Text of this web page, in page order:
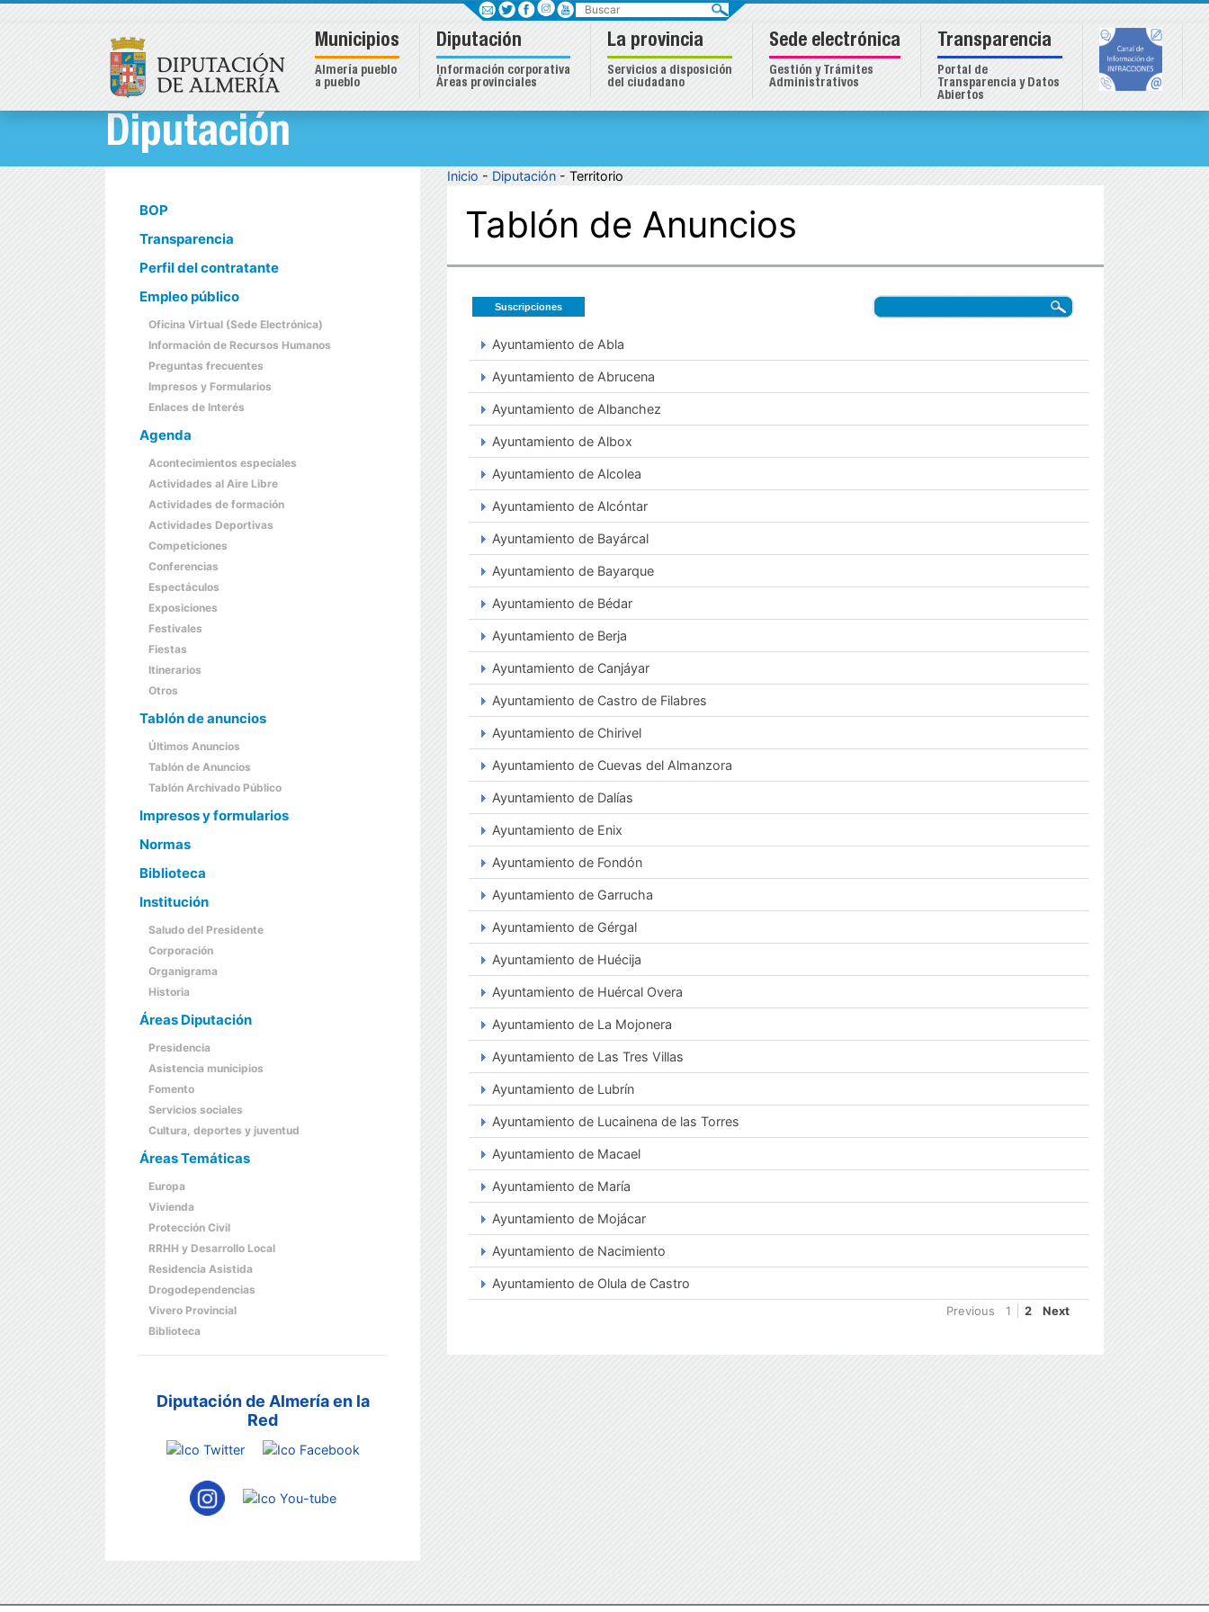
Buscar
Municipios
Almería pueblo
a pueblo
Diputación
Información corporativa
Áreas provinciales
La provincia
Servicios a disposición
del ciudadano
Sede electrónica
Gestión y Trámites
Administrativos
Transparencia
Portal de
Transparencia y Datos
Abiertos
Diputación
BOP
Transparencia
Perfil del contratante
Empleo público
Oficina Virtual (Sede Electrónica)
Información de Recursos Humanos
Preguntas frecuentes
Impresos y Formularios
Enlaces de Interés
Agenda
Acontecimientos especiales
Actividades al Aire Libre
Actividades de formación
Actividades Deportivas
Competiciones
Conferencias
Espectáculos
Exposiciones
Festivales
Fiestas
Itinerarios
Otros
Tablón de anuncios
Últimos Anuncios
Tablón de Anuncios
Tablón Archivado Público
Impresos y formularios
Normas
Biblioteca
Institución
Saludo del Presidente
Corporación
Organigrama
Historia
Áreas Diputación
Presidencia
Asistencia municipios
Fomento
Servicios sociales
Cultura, deportes y juventud
Áreas Temáticas
Europa
Vivienda
Protección Civil
RRHH y Desarrollo Local
Residencia Asistida
Drogodependencias
Vivero Provincial
Biblioteca
Diputación de Almería en la
Red
Inicio - Diputación - Territorio
Tablón de Anuncios
Suscripciones
Ayuntamiento de Abla
Ayuntamiento de Abrucena
Ayuntamiento de Albanchez
Ayuntamiento de Albox
Ayuntamiento de Alcolea
Ayuntamiento de Alcóntar
Ayuntamiento de Bayárcal
Ayuntamiento de Bayarque
Ayuntamiento de Bédar
Ayuntamiento de Berja
Ayuntamiento de Canjáyar
Ayuntamiento de Castro de Filabres
Ayuntamiento de Chirivel
Ayuntamiento de Cuevas del Almanzora
Ayuntamiento de Dalías
Ayuntamiento de Enix
Ayuntamiento de Fondón
Ayuntamiento de Garrucha
Ayuntamiento de Gérgal
Ayuntamiento de Huécija
Ayuntamiento de Huércal Overa
Ayuntamiento de La Mojonera
Ayuntamiento de Las Tres Villas
Ayuntamiento de Lubrín
Ayuntamiento de Lucainena de las Torres
Ayuntamiento de Macael
Ayuntamiento de María
Ayuntamiento de Mojácar
Ayuntamiento de Nacimiento
Ayuntamiento de Olula de Castro
Previous 1 2 Next